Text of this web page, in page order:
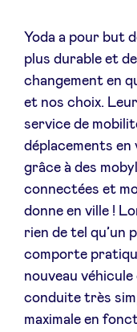
Accès Dealflow
Health Expert
fr en
LinkedIn
Yoda a pour but
plus durable et
changement en
et nos choix.
service de
déplacements en
grâce à des
connectées et
donne en ville !
rien de tel qu’un
comporte
nouveau
conduite très
maximale en